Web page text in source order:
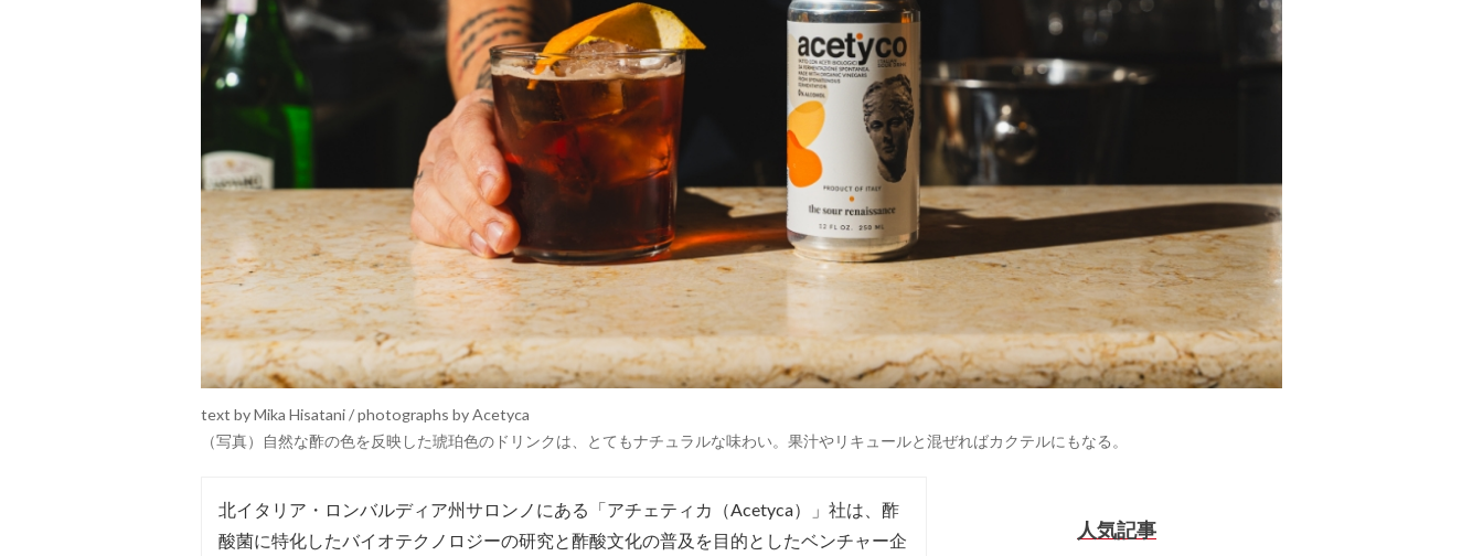
text by Mika Hisatani / photographs by Acetyca
（写真）自然な酢の色を反映した琥珀色のドリンクは、とてもナチュラルな味わい。果汁やリキュールと混ぜればカクテルにもなる。
北イタリア・ロンバルディア州サロンノにある「アチェティカ（Acetyca）」社は、酢
酸菌に特化したバイオテクノロジーの研究と酢酸文化の普及を目的としたベンチャー企
人気記事